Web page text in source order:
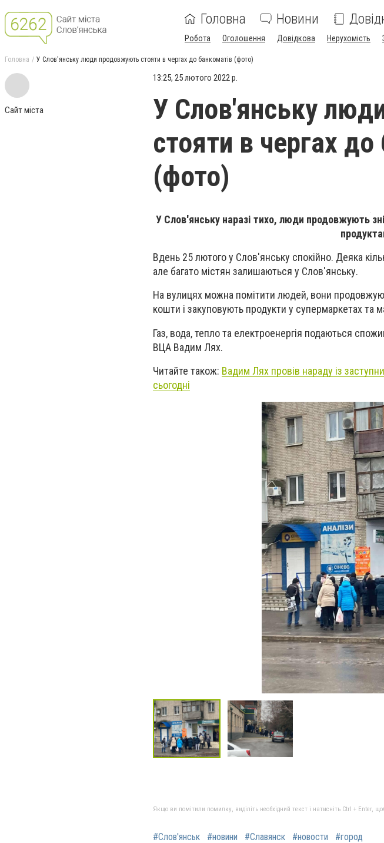
Головна Новини
Робота Оголошення Довідкова Нерухомість
Головна У Слов'янську люди продовжують стояти в чергах до банкоматів (фото)
Сайт міста
13:25, 25 лютого 2022 р.
У Слов'янську
стояти в чергах до
(фото)
У Слов'янську наразі тихо, люди продовжують
Вдень 25 лютого у Слов'янську спокійно. Деяка
але багато містян залишаються у Слов'янську.
На вулицях можна помітити людей, вони
кошти і закуповують продукти у супермаркетах та
Газ, вода, тепло та електроенергія подаються
ВЦА Вадим Лях.
Читайте також: Вадим Лях провів нараду із
сьогодні
Якщо ви помітили помилку, виділіть необхідний текст і натисніть Ctrl + Enter,
#Слов'янськ #новини #Славянск #новости #город